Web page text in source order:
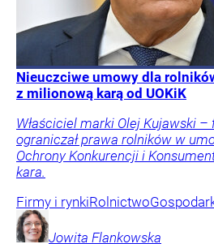
Nieuczciwe umowy dla
z milionową karą od UOKiK
Właściciel marki Olej Kujawski
ograniczał prawa rolników w
Ochrony Konkurencji i
kara.
Firmy i rynkiRolnictwo
Jowita Flankowska